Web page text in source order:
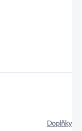
Doplňky